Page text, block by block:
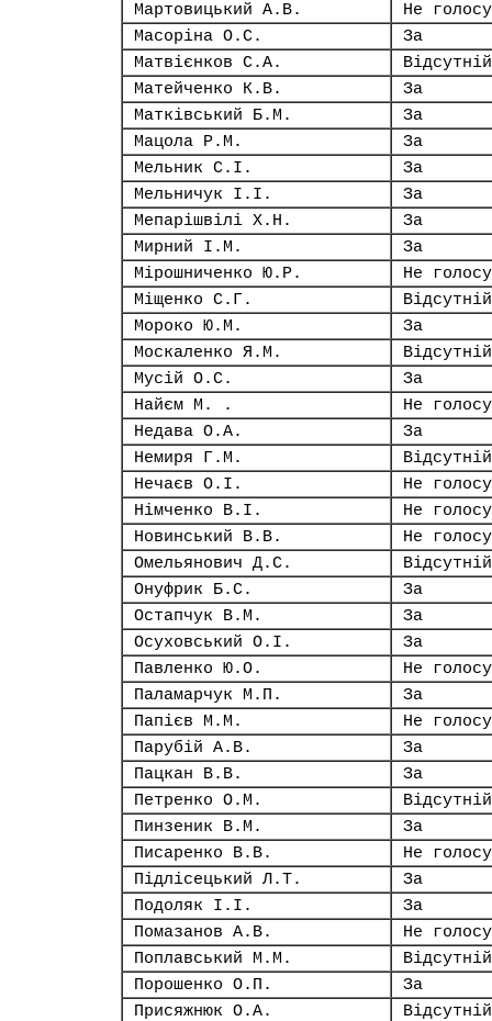
Мартовицький А.В.
Не
Масоріна О.С.
За
Матвієнков С.А.
Відсутній
Матейченко К.В.
За
Матківський Б.М.
За
Мацола Р.М.
За
Мельник С.І.
За
Мельничук І.І.
За
Мепарішвілі Х.Н.
За
Мирний І.М.
За
Мірошниченко Ю.Р.
Не
Міщенко С.Г.
Відсутній
Мороко Ю.М.
За
Москаленко Я.М.
Відсутній
Мусій О.С.
За
Найєм М. .
Не
Недава О.А.
За
Немиря Г.М.
Відсутній
Нечаєв О.І.
Не
Німченко В.І.
Не
Новинський В.В.
Не
Омельянович Д.С.
Відсутній
Онуфрик Б.С.
За
Остапчук В.М.
За
Осуховський О.І.
За
Павленко Ю.О.
Не
Паламарчук М.П.
За
Папієв М.М.
Не
Парубій А.В.
За
Пацкан В.В.
За
Петренко О.М.
Відсутній
Пинзеник В.М.
За
Писаренко В.В.
Не
Підлісецький Л.Т.
За
Подоляк І.І.
За
Помазанов А.В.
Не
Поплавський М.М.
Відсутній
Порошенко О.П.
За
Присяжнюк О.А.
Відсутній